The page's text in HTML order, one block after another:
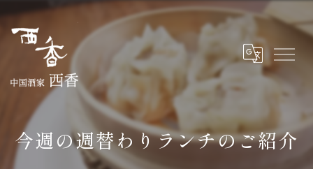
今週の週替わりランチのご紹介